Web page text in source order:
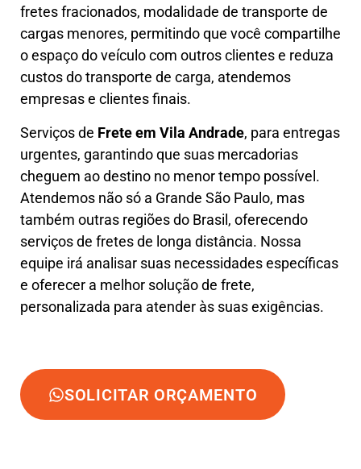
fretes fracionados, modalidade de transporte de
cargas menores, permitindo que você compartilhe
o espaço do veículo com outros clientes e reduza
custos do transporte de carga, atendemos
empresas e clientes finais.
Serviços de Frete em Vila Andrade, para entregas
urgentes, garantindo que suas mercadorias
cheguem ao destino no menor tempo possível.
Atendemos não só a Grande São Paulo, mas
também outras regiões do Brasil, oferecendo
serviços de fretes de longa distância. Nossa
equipe irá analisar suas necessidades específicas
e oferecer a melhor solução de frete,
personalizada para atender às suas exigências.
SOLICITAR ORÇAMENTO